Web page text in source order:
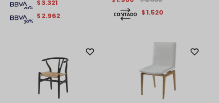
$ 2.962
$3.321
$1.520